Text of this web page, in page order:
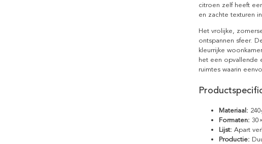
citroen zelf heeft
en zachte texturen
Het vrolijke,
ontspannen sfeer.
kleurrijke
het een opvallende
ruimtes waarin
Materiaal:
Formaten:
Lijst: Apart
Productie: